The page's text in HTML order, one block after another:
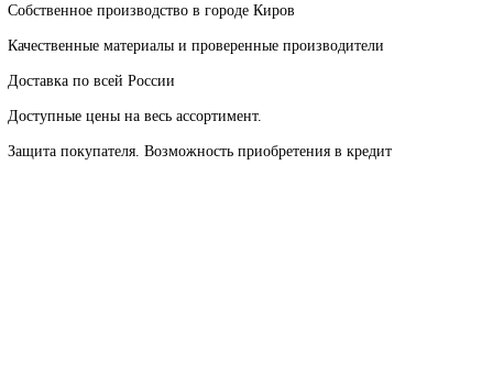
Собственное производство в городе Киров
Качественные материалы и проверенные производители
Доставка по всей России
Доступные цены на весь ассортимент.
Защита покупателя. Возможность приобретения в кредит